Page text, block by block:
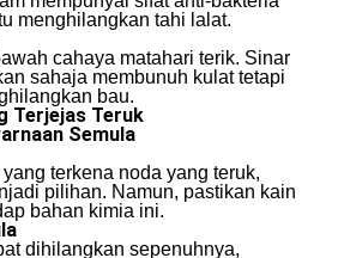
menghilangkan tahi lalat.
cahaya matahari terik. Sinar
sahaja membunuh kulat tetapi
bau.
Terjejas Teruk
Semula
terkena noda yang teruk,
pilihan. Namun, pastikan kain
bahan kimia ini.
dihilangkan sepenuhnya,